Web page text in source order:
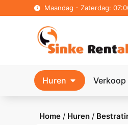
Maandag - Zaterdag:
Huren Verkoop
Home / Huren /